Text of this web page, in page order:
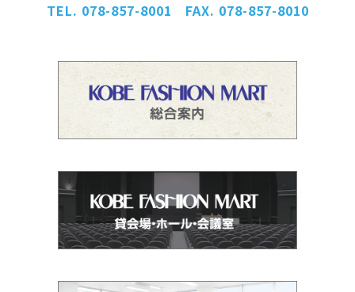
TEL. 078-857-8001 FAX. 078-857-8010